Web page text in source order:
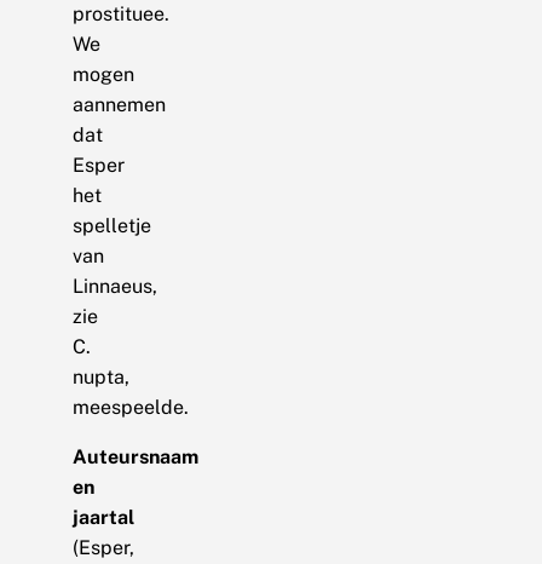
prostituee.
We
mogen
aannemen
dat
Esper
het
spelletje
van
Linnaeus,
zie
C.
nupta,
meespeelde.
Auteursnaam
en
jaartal
(Esper,